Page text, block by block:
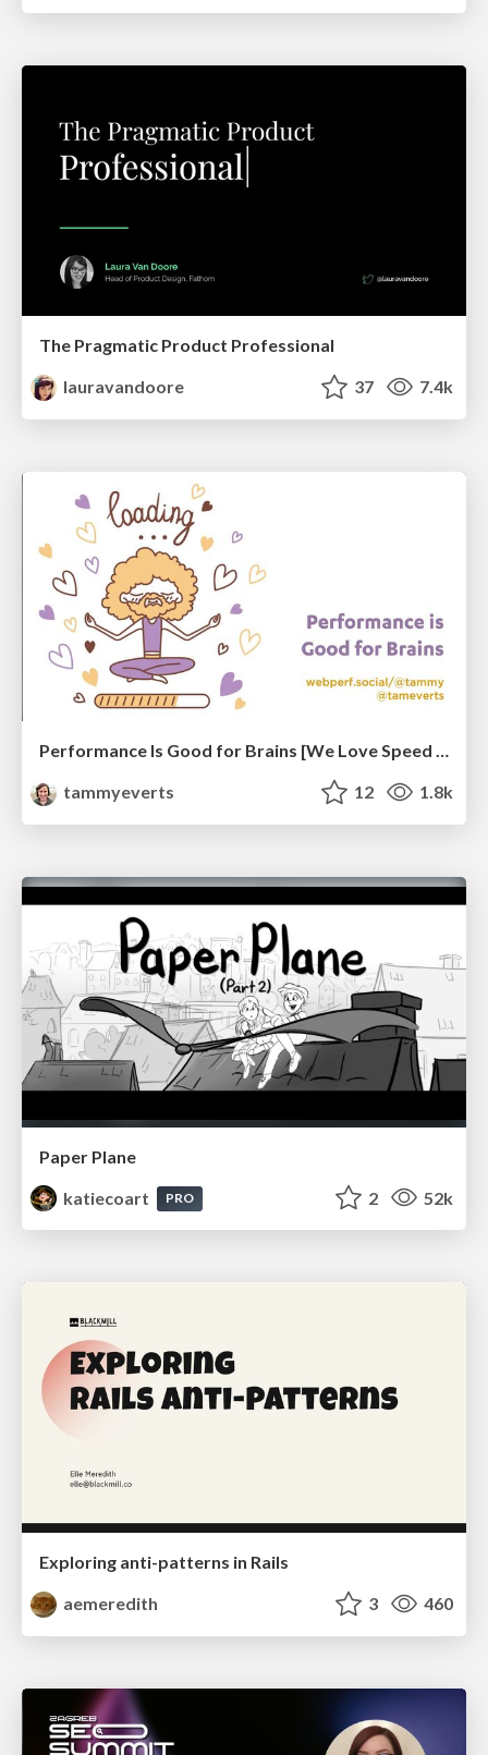
The Pragmatic Product Professional
lauravandoore
37 7.4k
Performance Is Good for Brains [We Love Speed 2024]
tammyeverts
12 1.8k
Paper Plane
katiecoart
PRO 2 52k
Exploring anti-patterns in Rails
aemeredith
3 460